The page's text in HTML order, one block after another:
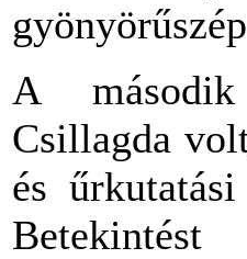
A
Csillagda
és